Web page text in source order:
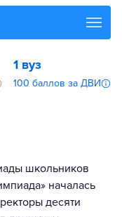
1 вуз
100 баллов за ДВИ
школьников
началась
десяти